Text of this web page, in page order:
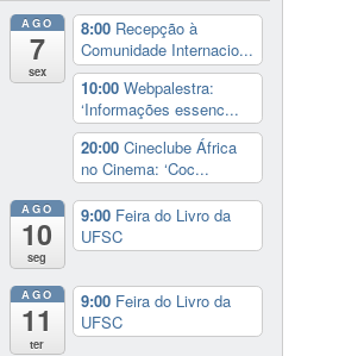
AGO
7
sex
8:00 Recepção à
Comunidade Internacio...
10:00 Webpalestra:
‘Informações essenc...
20:00 Cineclube África
no Cinema: ‘Coc...
AGO
10
seg
9:00 Feira do Livro da
UFSC
AGO
11
ter
9:00 Feira do Livro da
UFSC